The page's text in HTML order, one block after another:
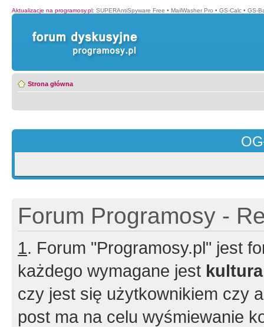
Aktualizacje na programosy.pl: SUPERAntiSpyware Free • MailWasher Pro • GS-Calc • GS-
Strona główna
Forum Programosy -
1. Forum "Programosy.pl" jest
każdego wymagane jest
czy jest się użytkownikiem czy
post ma na celu wyśmiewanie